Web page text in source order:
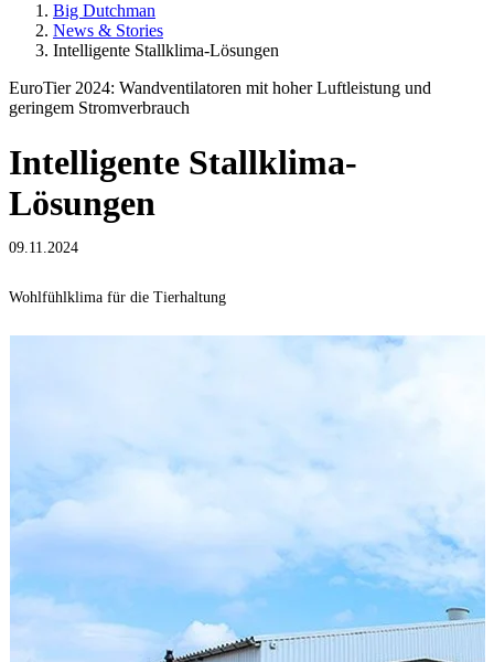
Big Dutchman
News & Stories
Intelligente Stallklima-Lösungen
EuroTier 2024: Wandventilatoren mit hoher Luftleistung und
geringem Stromverbrauch
Intelligente Stallklima-
Lösungen
09.11.2024
Wohlfühlklima für die Tierhaltung